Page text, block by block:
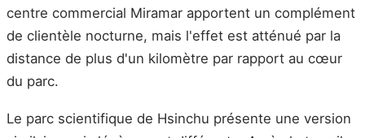
centre commercial Miramar apportent un complément
de clientèle nocturne, mais l'effet est atténué par la
distance de plus d'un kilomètre par rapport au cœur
du parc.
Le parc scientifique de Hsinchu présente une version